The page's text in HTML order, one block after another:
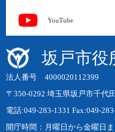
YouTube
坂戸市役
法人番号 4000020112399
〒350-0292 埼玉県坂戸市千代
電話:049-283-1331 Fax:049-
開庁時間：月曜日から金曜日